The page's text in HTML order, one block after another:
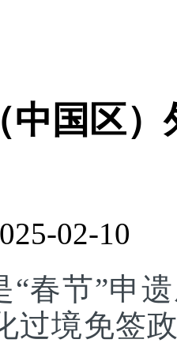
中国区
02-10
“春节”申
过境免签